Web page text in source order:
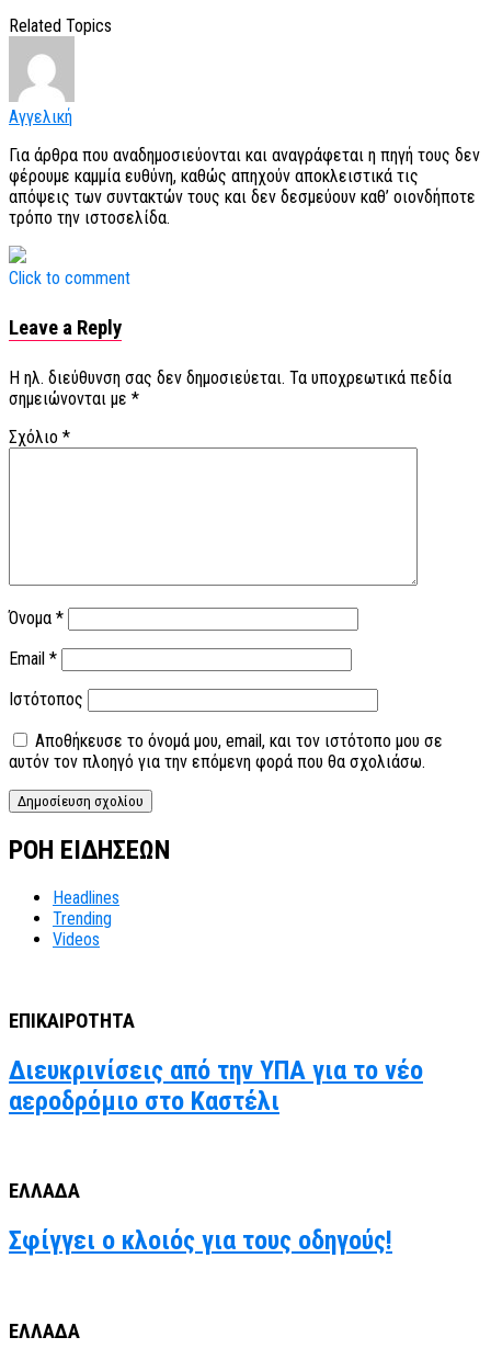
Related Topics
Αγγελική
Για άρθρα που αναδημοσιεύονται και αναγράφεται η πηγή τους δεν
φέρουμε καμμία ευθύνη, καθώς απηχούν αποκλειστικά τις
απόψεις των συντακτών τους και δεν δεσμεύουν καθ’ οιονδήποτε
τρόπο την ιστοσελίδα.
Click to comment
Leave a Reply
Η ηλ. διεύθυνση σας δεν δημοσιεύεται. Τα υποχρεωτικά πεδία
σημειώνονται με *
Σχόλιο *
Όνομα *
Email *
Ιστότοπος
Αποθήκευσε το όνομά μου, email, και τον ιστότοπο μου σε
αυτόν τον πλοηγό για την επόμενη φορά που θα σχολιάσω.
ΡΟΗ ΕΙΔΗΣΕΩΝ
Headlines
Trending
Videos
ΕΠΙΚΑΙΡΟΤΗΤΑ
Διευκρινίσεις από την ΥΠΑ για το νέο
αεροδρόμιο στο Καστέλι
ΕΛΛΑΔΑ
Σφίγγει ο κλοιός για τους οδηγούς!
ΕΛΛΑΔΑ